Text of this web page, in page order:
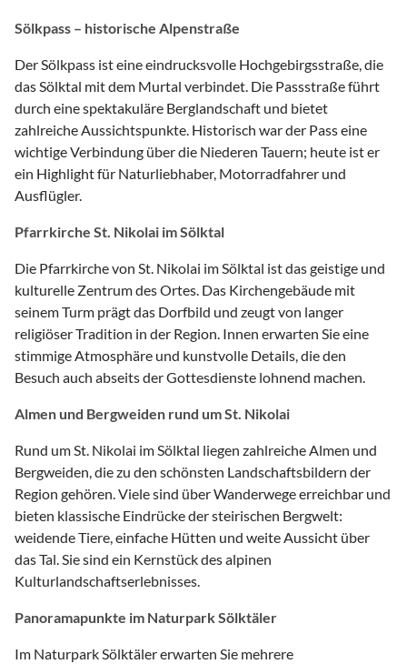
Sölkpass – historische Alpenstraße
Der Sölkpass ist eine eindrucksvolle Hochgebirgsstraße, die
das Sölktal mit dem Murtal verbindet. Die Passstraße führt
durch eine spektakuläre Berglandschaft und bietet
zahlreiche Aussichtspunkte. Historisch war der Pass eine
wichtige Verbindung über die Niederen Tauern; heute ist er
ein Highlight für Naturliebhaber, Motorradfahrer und
Ausflügler.
Pfarrkirche St. Nikolai im Sölktal
Die Pfarrkirche von St. Nikolai im Sölktal ist das geistige und
kulturelle Zentrum des Ortes. Das Kirchengebäude mit
seinem Turm prägt das Dorfbild und zeugt von langer
religiöser Tradition in der Region. Innen erwarten Sie eine
stimmige Atmosphäre und kunstvolle Details, die den
Besuch auch abseits der Gottesdienste lohnend machen.
Almen und Bergweiden rund um St. Nikolai
Rund um St. Nikolai im Sölktal liegen zahlreiche Almen und
Bergweiden, die zu den schönsten Landschaftsbildern der
Region gehören. Viele sind über Wanderwege erreichbar und
bieten klassische Eindrücke der steirischen Bergwelt:
weidende Tiere, einfache Hütten und weite Aussicht über
das Tal. Sie sind ein Kernstück des alpinen
Kulturlandschaftserlebnisses.
Panoramapunkte im Naturpark Sölktäler
Im Naturpark Sölktäler erwarten Sie mehrere